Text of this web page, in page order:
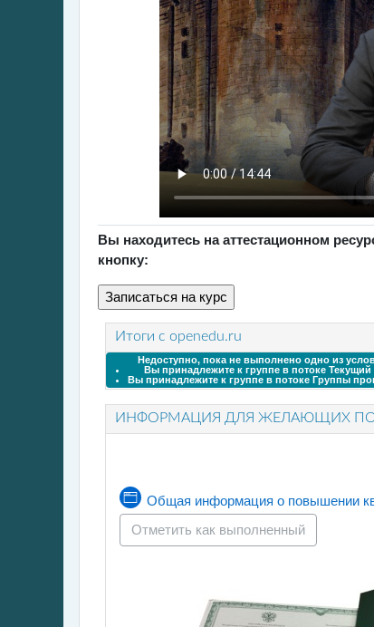
Вы находитесь на аттестационном
кнопку:
Итоги с openedu.ru
Недоступно, пока не выполнено одно из
Вы принадлежите к группе в потоке Текущий
Вы принадлежите к группе в потоке Группы
ИНФОРМАЦИЯ ДЛЯ ЖЕЛАЮЩИХ
Общая информация о повышении
Отметить как выполненный